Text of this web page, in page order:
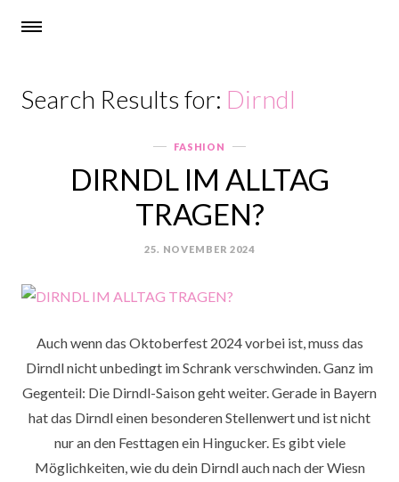
Search Results for: Dirndl
Categories
FASHION
DIRNDL IM ALLTAG
TRAGEN?
POSTED
25. NOVEMBER 2024
Auch wenn das Oktoberfest 2024 vorbei ist, muss das
Dirndl nicht unbedingt im Schrank verschwinden. Ganz im
Gegenteil: Die Dirndl-Saison geht weiter. Gerade in Bayern
hat das Dirndl einen besonderen Stellenwert und ist nicht
nur an den Festtagen ein Hingucker. Es gibt viele
Möglichkeiten, wie du dein Dirndl auch nach der Wiesn